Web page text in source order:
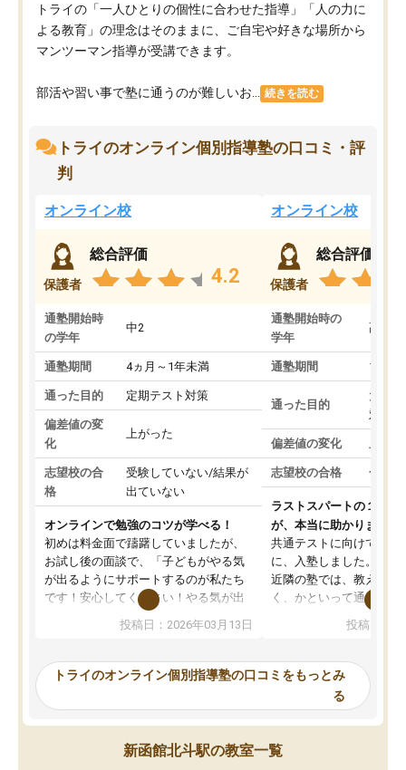
トライの「一人ひとりの個性に合わせた指導」「人の力に
よる教育」の理念はそのままに、ご自宅や好きな場所から
マンツーマン指導が受講できます。
部活や習い事で塾に通うのが難しいお... 続きを読む
トライのオンライン個別指導塾の口コミ・評
判
オンライン校
保護者
総合評価
4.2
通塾開始時
の学年
中2
通塾期間 4ヵ月～1年未満
通った目的 定期テスト対策
偏差値の変
化
上がった
志望校の合
格
受験していない/結果が
出ていない
オンラインで勉強のコツが学べる！
初めは料金面で躊躇していましたが、
お試し後の面談で、「子どもがやる気
が出るようにサポートするのが私たち
です！安心してください！やる気が出
ないのは私たち講師の責任です」と言
ってくださり、確かに！と考えて、思
ったんですが、学生の先生から学ぶこ
み、徐々に成績が上がったらいいなと
思っていました。何が今足りないのか
を的確に指導いただき、子どももびっ
くりするほど楽しんでやる気を持って
投稿日：2026年03月13日
オンライン校
保護者
総合評価
通塾開始時の
学年
高3
通塾期間 1～3
通った目的
大学
対策
偏差値の変化
志望校の合格 合格
ラストスパートの１か月
が、本当に助かりました
共通テストに向けての追
に、入塾しました。田舎
近隣の塾では、教えても
く、かといって通うには
可能なので本当に助か
らないところをピンポイ
頂いて、とてもわかり
していました。一生を
スト、多少お金がかかっ
思い切って入塾してよか
投稿日：
トライのオンライン個別指導塾の口コミをもっとみ
る
新函館北斗駅の教室一覧